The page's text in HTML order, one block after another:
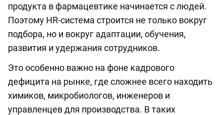
продукта в фармацевтике начинается с людей.
Поэтому HR-система строится не только вокруг
подбора, но и вокруг адаптации, обучения,
развития и удержания сотрудников.
Это особенно важно на фоне кадрового
дефицита на рынке, где сложнее всего находить
химиков, микробиологов, инженеров и
управленцев для производства. В таких